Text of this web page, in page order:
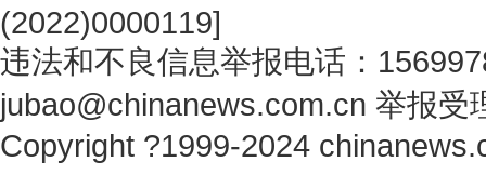
(2022)0000119]
违法和不良信息举报电话：
jubao@chinanews.com.cn 举报受
Copyright ?1999-2024